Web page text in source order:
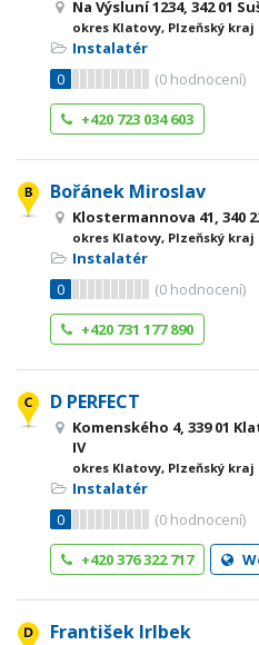
Na Výsluní 1234, 342 01
okres Klatovy, Plzeňský kraj
Instalatér
0
(0 hodnocení)
+420 723 034 603
Bořánek Miroslav
Klostermannova 41, 340
okres Klatovy, Plzeňský kraj
Instalatér
0
(0 hodnocení)
+420 731 177 890
D PERFECT
Komenského 4, 339 01
IV
okres Klatovy, Plzeňský kraj
Instalatér
0
(0 hodnocení)
+420 376 322 717
František Irlbek